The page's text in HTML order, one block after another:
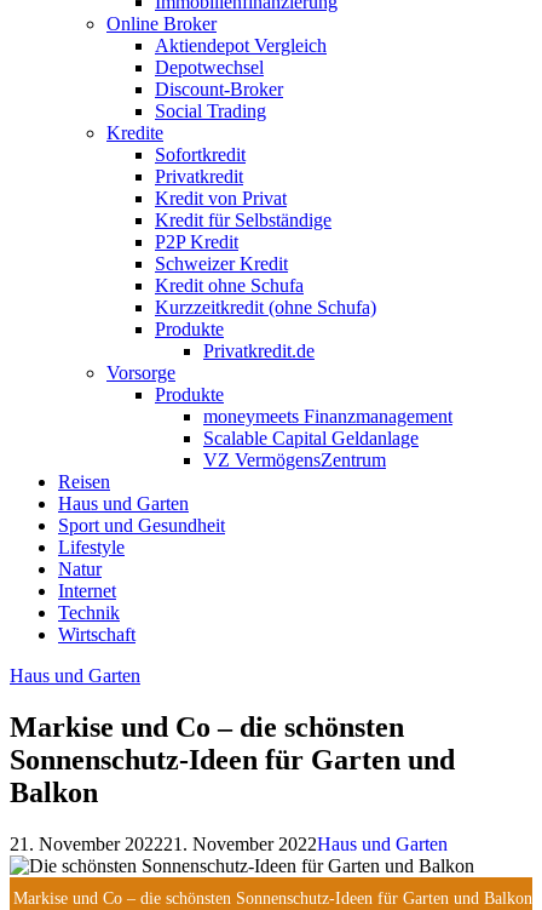
Online Broker
Aktiendepot Vergleich
Depotwechsel
Discount-Broker
Social Trading
Kredite
Sofortkredit
Privatkredit
Kredit von Privat
Kredit für Selbständige
P2P Kredit
Schweizer Kredit
Kredit ohne Schufa
Kurzzeitkredit (ohne Schufa)
Produkte
Privatkredit.de
Vorsorge
Produkte
moneymeets Finanzmanagement
Scalable Capital Geldanlage
VZ VermögensZentrum
Reisen
Haus und Garten
Sport und Gesundheit
Lifestyle
Natur
Internet
Technik
Wirtschaft
Haus und Garten
Markise und Co – die schönsten
Sonnenschutz-Ideen für Garten und
Balkon
21. November 202221. November 2022Haus und Garten
Markise und Co – die schönsten Sonnenschutz-Ideen für Garten und Balkon